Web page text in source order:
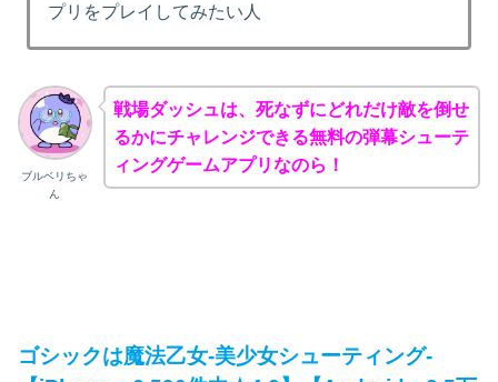
プリをプレイしてみたい人
ブルベリちゃ
ん
戦場ダッシュは、死なずにどれだけ敵を倒せ
るかにチャレンジできる無料の弾幕シューテ
ィングゲームアプリなのら！
ゴシックは魔法乙女-美少女シューティング-